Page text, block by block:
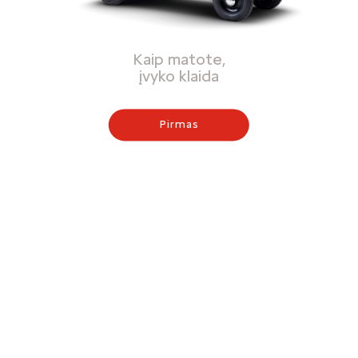
Kaip matote,
įvyko klaida
Pirmas